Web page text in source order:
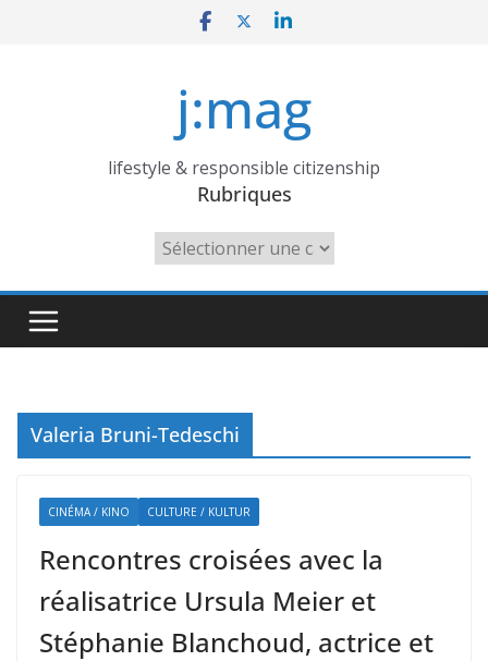
j:mag
lifestyle & responsible citizenship
Rubriques
Rubriques
Valeria Bruni-Tedeschi
CINÉMA / KINO CULTURE / KULTUR
Rencontres croisées avec la
réalisatrice Ursula Meier et
Stéphanie Blanchoud, actrice et